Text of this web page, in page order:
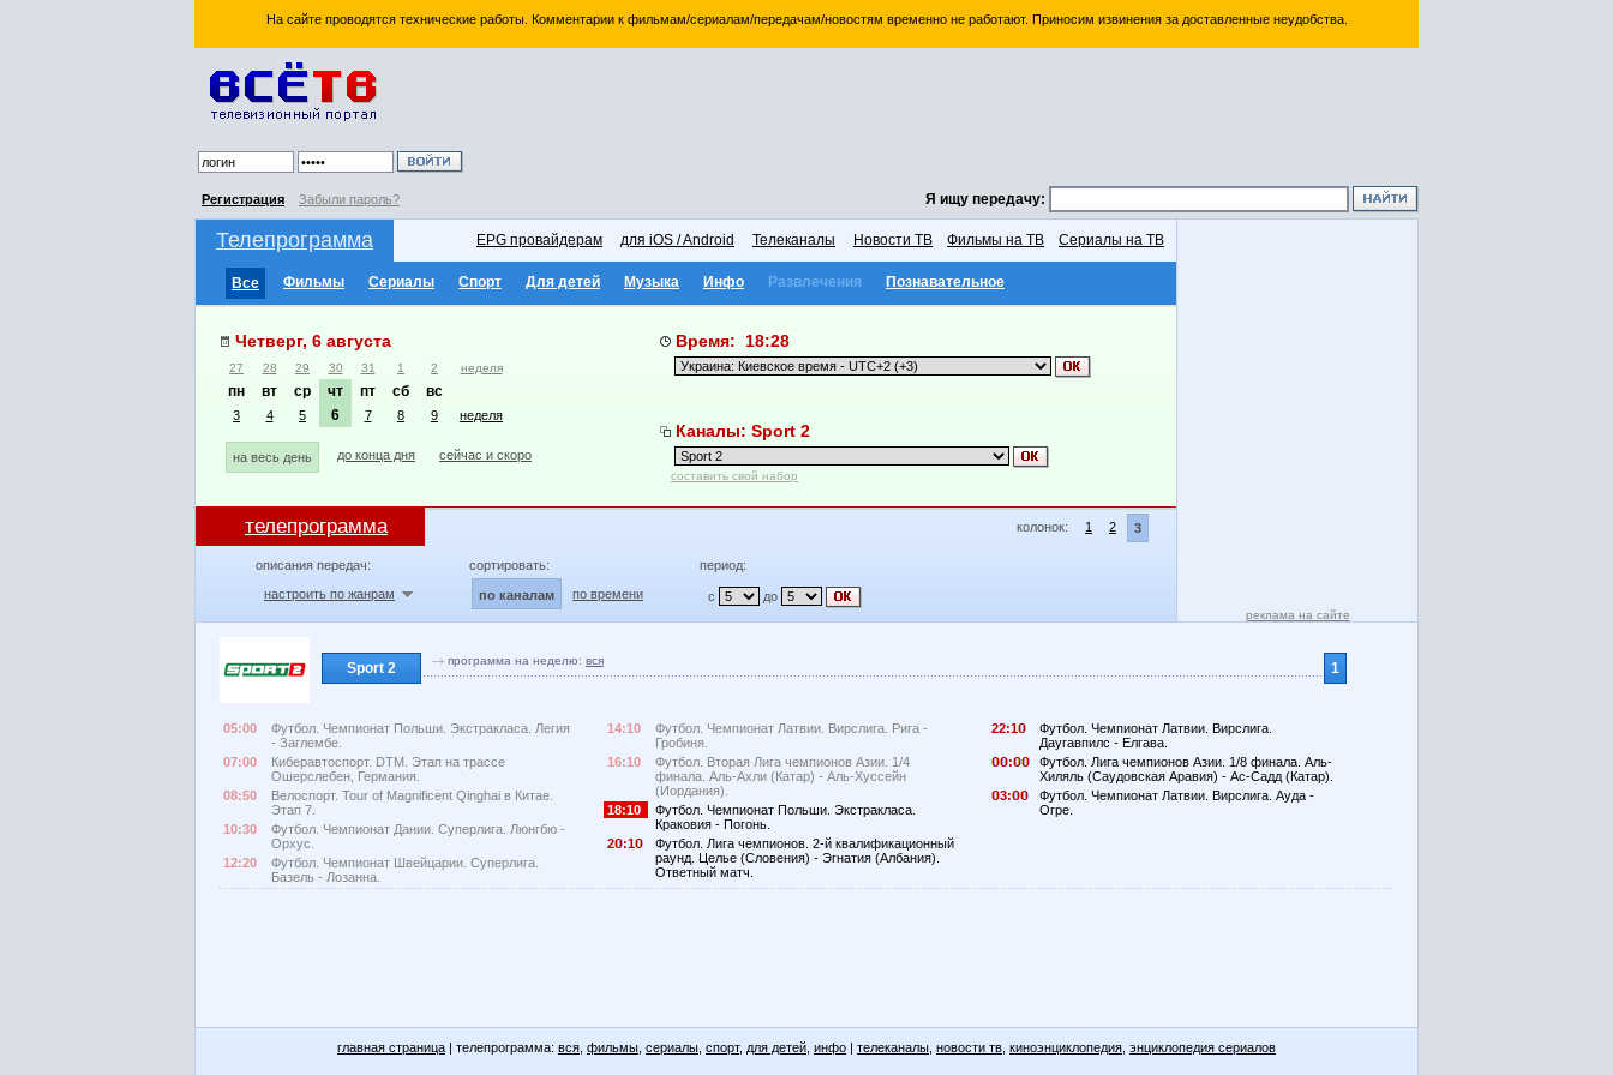
На сайте проводятся технические работы. Комментарии к фильмам/сериалам/передачам/новостям временно не работают. Приносим извинения за доставленные неудобства.
Регистрация Забыли пароль? Я ищу передачу:
Телепрограмма EPG провайдерам для iOS / Android Телеканалы Новости ТВ Фильмы на ТВ Сериалы на ТВ
Все Фильмы Сериалы Спорт Для детей Музыка Инфо Развлечения Познавательное
Четверг, 6 августа
27 28 29 30 31 1 2 неделя
пн вт ср чт пт сб вс
3 4 5 6 7 8 9 неделя
на весь день до конца дня сейчас и скоро
Время: 18:28
Каналы: Sport 2
составить свой набор
телепрограмма колонок: 1 2 3
описания передач:
настроить по жанрам
сортировать:
по каналам по времени
период:
с до
реклама на сайте
Sport 2 программа на неделю: вся 1
05:00
Футбол. Чемпионат Польши. Экстракласа. Легия
- Заглембе.
07:00
Киберавтоспорт. DTM. Этап на трассе
Ошерслебен, Германия.
08:50
Велоспорт. Tour of Magnificent Qinghai в Китае.
Этап 7.
10:30
Футбол. Чемпионат Дании. Суперлига. Люнгбю -
Орхус.
12:20
Футбол. Чемпионат Швейцарии. Суперлига.
Базель - Лозанна.
14:10
Футбол. Чемпионат Латвии. Вирслига. Рига -
Гробиня.
16:10
Футбол. Вторая Лига чемпионов Азии. 1/4
финала. Аль-Ахли (Катар) - Аль-Хуссейн
(Иордания).
18:10
Футбол. Чемпионат Польши. Экстракласа.
Краковия - Погонь.
2
:1
Футбол. Лига чемпионов. 2-й квалификационный
раунд. Целье (Словения) - Эгнатия (Албания).
Ответный матч.
22:1
Футбол. Чемпионат Латвии. Вирслига.
Даугавпилс - Елгава.
:
Футбол. Лига чемпионов Азии. 1/8 финала. Аль-
Хиляль (Саудовская Аравия) - Ас-Садд (Катар).
3:
Футбол. Чемпионат Латвии. Вирслига. Ауда -
Огре.
главная страница | телепрограмма: вся фильмы сериалы спорт, для детей инфо | телеканалы новости тв киноэнциклопедия энциклопедия сериалов